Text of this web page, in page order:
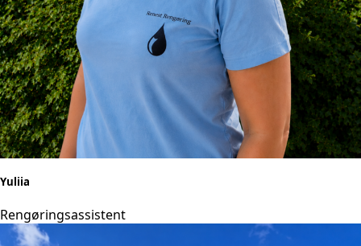
Yuliia
Rengøringsassistent